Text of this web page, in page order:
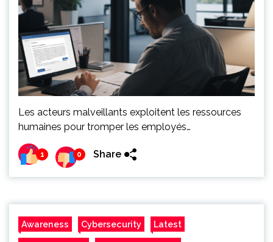
Les acteurs malveillants exploitent les ressources
humaines pour tromper les employés…
1 0 Share
Awareness Cybersecurity Latest